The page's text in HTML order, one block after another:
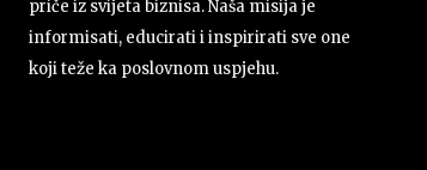
priče iz svijeta biznisa. Naša misija je
informisati, educirati i inspirirati sve one
koji teže ka poslovnom uspjehu.